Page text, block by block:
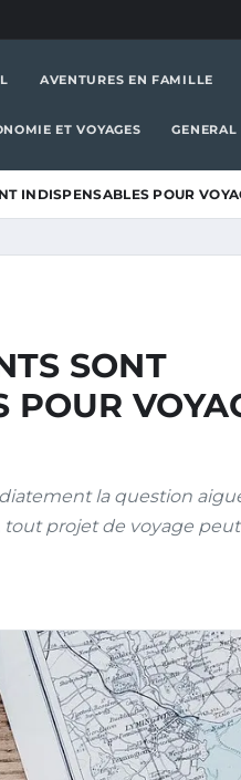
AVENTURES EN FAMILLE
ET VOYAGES GENERAL
INDISPENSABLES POUR
SONT
POUR
la question
tout projet de voyage